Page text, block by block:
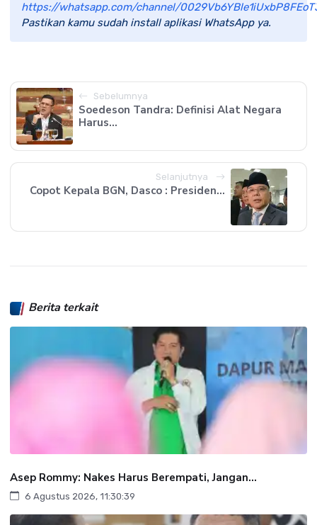
https://whatsapp.com/channel/
Pastikan kamu sudah install aplikasi WhatsApp ya.
Sebelumnya
Soedeson Tandra: Definisi Alat Negara
Harus...
Selanjutnya
Copot Kepala BGN, Dasco : Presiden...
Berita terkait
Asep Rommy: Nakes Harus Berempati, Jangan...
6 Agustus 2026, 11:30:39